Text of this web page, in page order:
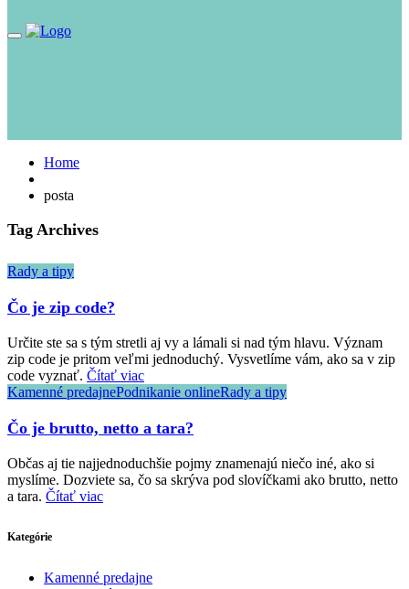
Toggle
Home
posta
Tag Archives
Rady a tipy
Čo je zip code?
Určite ste sa s tým stretli aj vy a lámali si nad tým hlavu. Význam
zip code je pritom veľmi jednoduchý. Vysvetlíme vám, ako sa v zip
code vyznať. Čítať viac
Kamenné predajnePodnikanie onlineRady a tipy
Čo je brutto, netto a tara?
Občas aj tie najjednoduchšie pojmy znamenajú niečo iné, ako si
myslíme. Dozviete sa, čo sa skrýva pod slovíčkami ako brutto, netto
a tara. Čítať viac
Kategórie
Kamenné predajne